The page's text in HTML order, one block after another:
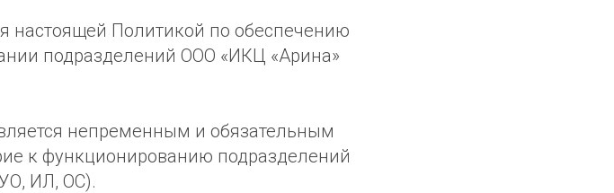
настоящей Политикой по обеспечению
подразделений ООО «ИКЦ «Арина»
непременным и обязательным
к функционированию подразделений
ИЛ, ОС).